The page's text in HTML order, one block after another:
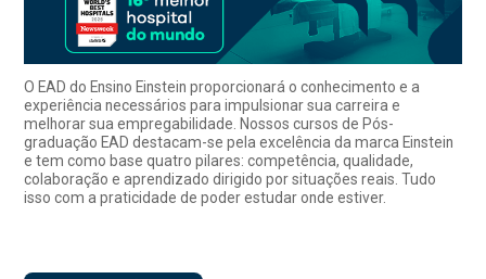
O EAD do Ensino Einstein proporcionará o conhecimento e a
experiência necessários para impulsionar sua carreira e
melhorar sua empregabilidade. Nossos cursos de Pós-
graduação EAD destacam-se pela excelência da marca Einstein
e tem como base quatro pilares: competência, qualidade,
colaboração e aprendizado dirigido por situações reais. Tudo
isso com a praticidade de poder estudar onde estiver.